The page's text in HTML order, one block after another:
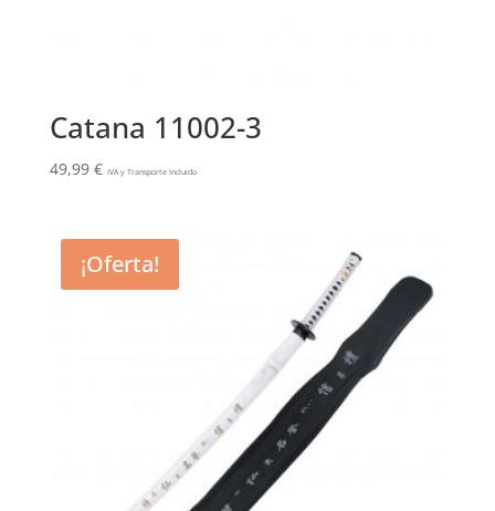
Catana 11002-3
49,99 € IVA y Transporte Incluido
¡Oferta!